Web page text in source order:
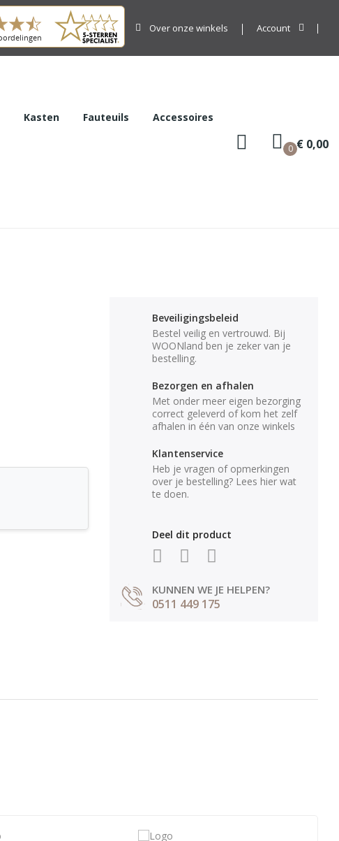
Over onze winkels Account
Kasten Fauteuils Accessoires
0 € 0,00
Beveiligingsbeleid
Bestel veilig en vertrouwd. Bij
WOONland ben je zeker van je
bestelling.
Bezorgen en afhalen
Met onder meer eigen bezorging
correct geleverd of kom het zelf
afhalen in één van onze winkels
Klantenservice
Heb je vragen of opmerkingen
over je bestelling? Lees hier wat
te doen.
Deel dit product
KUNNEN WE JE HELPEN?
0511 449 175